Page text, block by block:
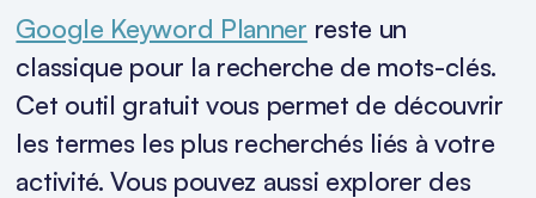
Google Keyword Planner reste un
classique pour la recherche de mots-clés.
Cet outil gratuit vous permet de découvrir
les termes les plus recherchés liés à votre
activité. Vous pouvez aussi explorer des